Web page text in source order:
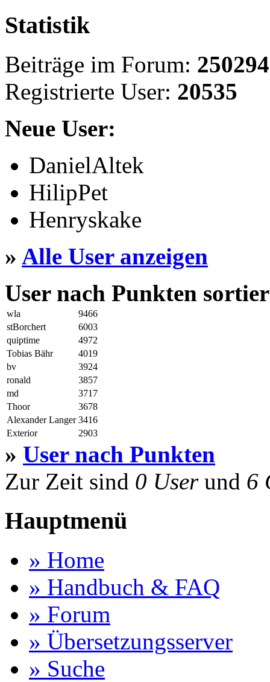
Statistik
Beiträge im Forum: 250294
Registrierte User: 20535
Neue User:
DanielAltek
HilipPet
Henryskake
» Alle User anzeigen
User nach Punkten
wla
9466
stBorchert
6003
quiptime
4972
Tobias Bähr
4019
bv
3924
ronald
3857
md
3717
Thoor
3678
Alexander Langer 3416
Exterior
2903
» User nach Punkten
Zur Zeit sind 0 Userund 6
Hauptmenü
» Home
» Handbuch & FAQ
» Forum
» Übersetzungsserver
» Suche